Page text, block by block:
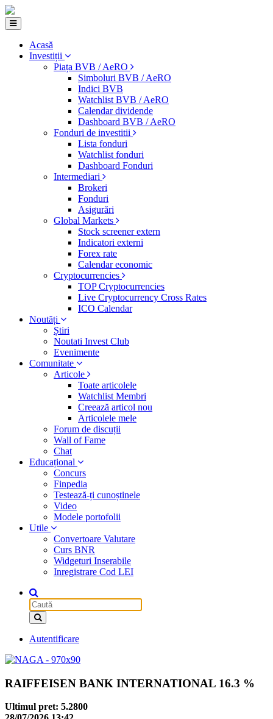
Acasă
Investiții
Piața BVB / AeRO
Simboluri BVB / AeRO
Indici BVB
Watchlist BVB / AeRO
Calendar dividende
Dashboard BVB / AeRO
Fonduri de investitii
Lista fonduri
Watchlist fonduri
Dashboard Fonduri
Intermediari
Brokeri
Fonduri
Asigurări
Global Markets
Stock screener extern
Indicatori externi
Forex rate
Calendar economic
Cryptocurrencies
TOP Cryptocurrencies
Live Cryptocurrency Cross Rates
ICO Calendar
Noutăți
Știri
Noutati Invest Club
Evenimente
Comunitate
Articole
Toate articolele
Watchlist Membri
Creează articol nou
Articolele mele
Forum de discuții
Wall of Fame
Chat
Educațional
Concurs
Finpedia
Testează-ți cunoștinele
Video
Modele portofolii
Utile
Convertoare Valutare
Curs BNR
Widgeturi Inserabile
Inregistrare Cod LEI
Autentificare
RAIFFEISEN BANK INTERNATIONAL 16.3 %
Ultimul pret: 5.2800